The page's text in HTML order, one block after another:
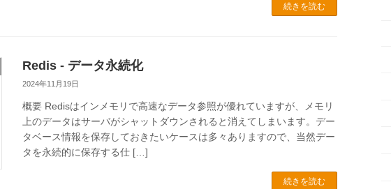
続きを読む
Redis - データ永続化
2024年11月19日
概要 Redisはインメモリで高速なデータ参照が優れていますが、メモリ
上のデータはサーバがシャットダウンされると消えてしまいます。デー
タベース情報を保存しておきたいケースは多々ありますので、当然デー
タを永続的に保存する仕 […]
続きを読む